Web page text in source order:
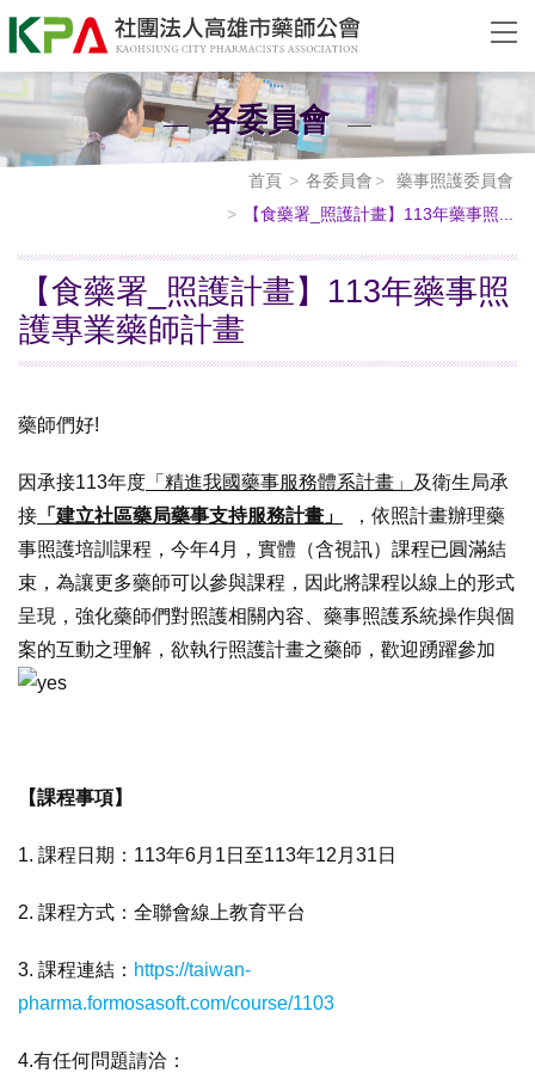
各委員會
首頁 各委員會
藥事照護委員會
【食藥署_照護計畫】113年藥事照...
【食藥署_照護計畫】113年藥事照
護專業藥師計畫
藥師們好!
因承接113年度 「精進我國藥事服務體系計畫」
及衛生局承
接 「建立社區藥局藥事支持服務計畫」
，依照計畫辦理藥
事照護培訓課程，今年4月，實體（含視訊）課程已圓滿結
束，為讓更多藥師可以參與課程，因此將課程以線上的形式
呈現，強化藥師們對照護相關內容、藥事照護系統操作與個
案的互動之理解，欲執行照護計畫之藥師，歡迎踴躍參加
【課程事項】
1. 課程日期：113年6月1日至113年12月31日
2. 課程方式：全聯會線上教育平台
3. 課程連結： https://taiwan-
pharma.formosasoft.com/course/1103
4.有任何問題請洽：